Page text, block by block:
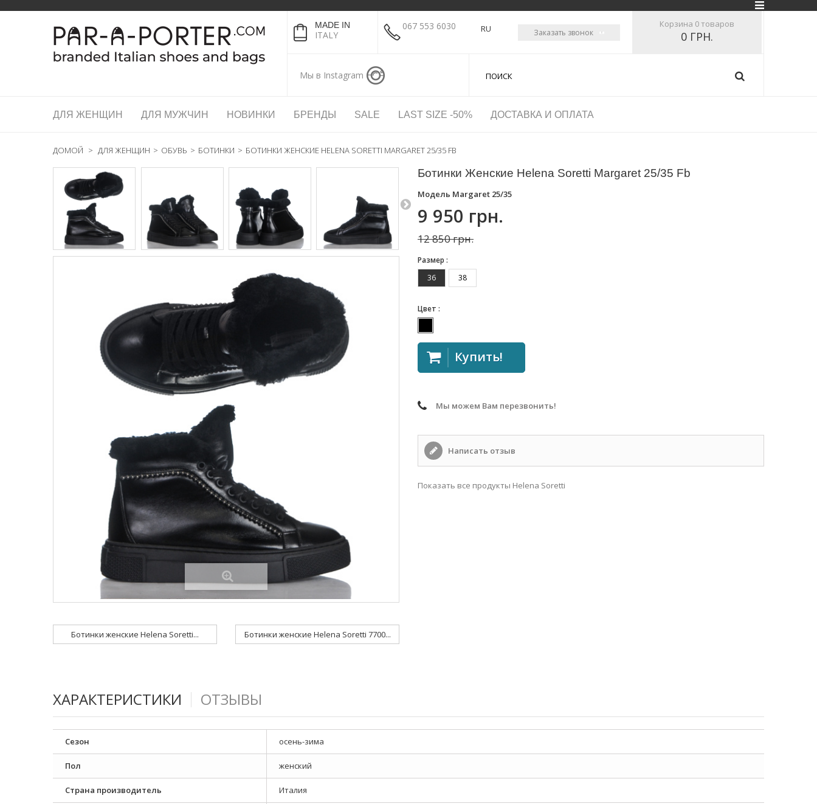
MADE IN
ITALY
067 553 6030
Мы в Instagram
RU Заказать звонок
Корзина 0 товаров
0 ГРН.
ДЛЯ ЖЕНЩИН ДЛЯ МУЖЧИН НОВИНКИ БРЕНДЫ SALE LAST SIZE -50% ДОСТАВКА И ОПЛАТА
ДОМОЙ > ДЛЯ ЖЕНЩИН > ОБУВЬ > БОТИНКИ > БОТИНКИ ЖЕНСКИЕ HELENA SORETTI MARGARET 25/35 FB
Ботинки женские Helena Soretti... Ботинки женские Helena Soretti 7700...
Ботинки Женские Helena Soretti Margaret 25/35 Fb
Модель Margaret 25/35
9 950 грн.
12 850 грн.
Размер :
36
38
Цвет :
Купить!
Мы можем Вам перезвонить!
Написать отзыв
Показать все продукты Helena Soretti
ХАРАКТЕРИСТИКИ ОТЗЫВЫ
Сезон осень-зима
Пол женский
Страна производитель Италия